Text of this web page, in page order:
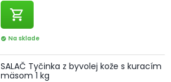
shopping_cart
check_circle Na sklade
SALAČ Tyčinka z byvolej kože s kuracím
mäsom 1 kg